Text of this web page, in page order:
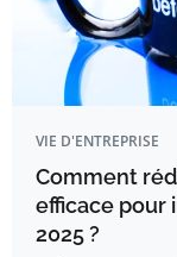
VIE D'ENTREPRISE
Comment
efficace pour
2025 ?